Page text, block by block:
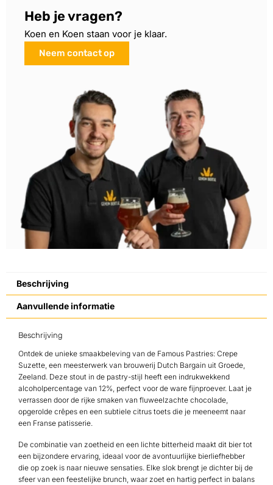
Heb je vragen?
Koen en Koen staan voor je klaar.
Neem contact op
Beschrijving
Aanvullende informatie
Beschrijving
Ontdek de unieke smaakbeleving van de Famous Pastries: Crepe
Suzette, een meesterwerk van brouwerij Dutch Bargain uit Groede,
Zeeland. Deze stout in de pastry-stijl heeft een indrukwekkend
alcoholpercentage van 12%, perfect voor de ware fijnproever. Laat je
verrassen door de rijke smaken van fluweelzachte chocolade,
opgerolde crêpes en een subtiele citrus toets die je meeneemt naar
een Franse patisserie.
De combinatie van zoetheid en een lichte bitterheid maakt dit bier tot
een bijzondere ervaring, ideaal voor de avontuurlijke bierliefhebber
die op zoek is naar nieuwe sensaties. Elke slok brengt je dichter bij de
sfeer van een feestelijke brunch, waar zoet en hartig perfect in balans